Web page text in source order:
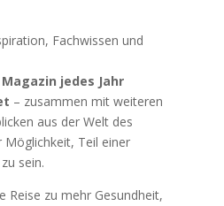
Fachwissen und
jedes Jahr
– zusammen mit weiteren
aus der Welt des
Möglichkeit, Teil einer
sein.
Reise zu mehr Gesundheit,